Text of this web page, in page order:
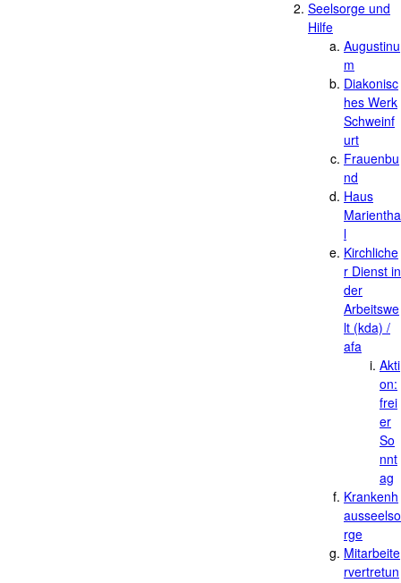
Seelsorge und
Hilfe
Augustinu
m
Diakonisc
hes Werk
Schweinf
urt
Frauenbu
nd
Haus
Marientha
l
Kirchliche
r Dienst in
der
Arbeitswe
lt (kda) /
afa
Akti
on:
frei
er
So
nnt
ag
Krankenh
ausseelso
rge
Mitarbeite
rvertretun